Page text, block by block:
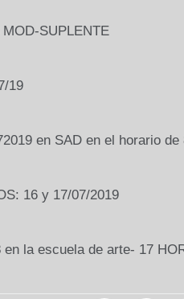
SUPLENTE
19
en SAD en el horario de
16 y 17/07/2019
en la escuela de arte- 17